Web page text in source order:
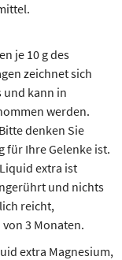
je 10 g des
zeichnet sich
und kann in
werden.
denken Sie
für Ihre Gelenke ist.
Liquid extra ist
und nichts
reicht,
3 Monaten.
extra Magnesium,